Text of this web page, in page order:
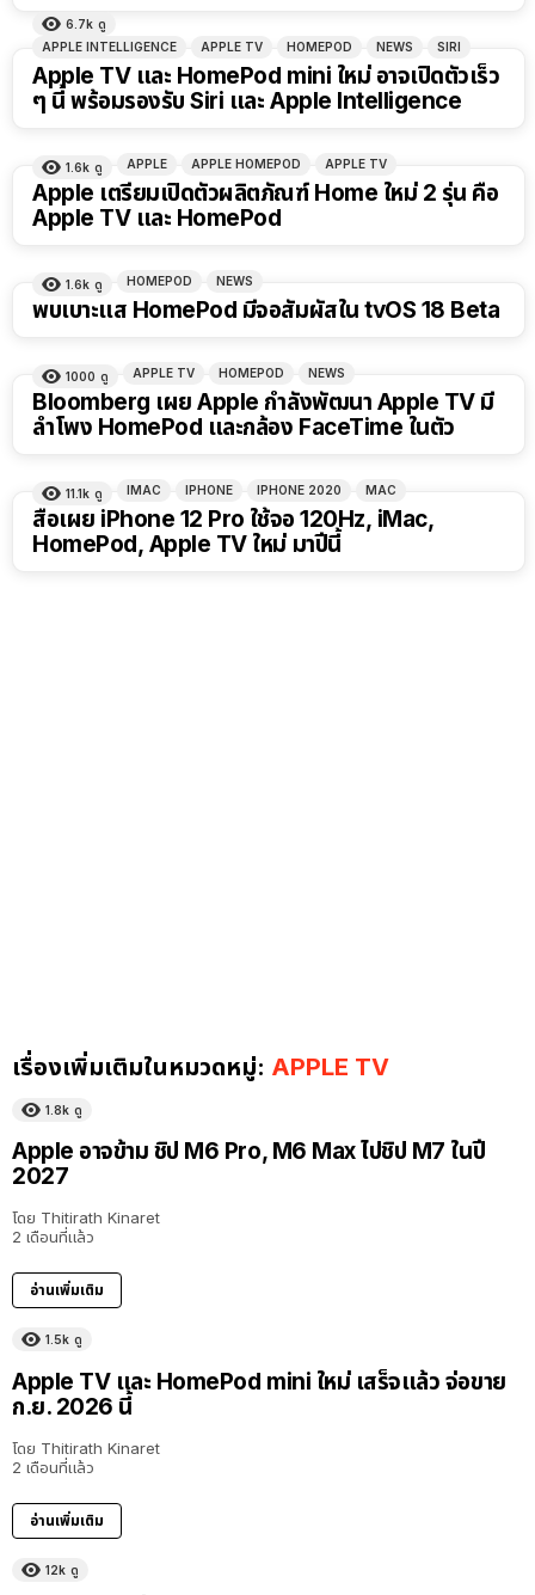
6.7k ดู
APPLE INTELLIGENCE
APPLE TV HOMEPOD NEWS SIRI
Apple TV และ HomePod mini ใหม่ อาจเปิดตัวเร็ว
ๆ นี้ พร้อมรองรับ Siri และ Apple Intelligence
1.6k ดู APPLE APPLE HOMEPOD APPLE TV
Apple เตรียมเปิดตัวผลิตภัณฑ์ Home ใหม่ 2 รุ่น คือ
Apple TV และ HomePod
1.6k ดู HOMEPOD NEWS
พบเบาะแส HomePod มีจอสัมผัสใน tvOS 18 Beta
1000 ดู APPLE TV HOMEPOD NEWS
Bloomberg เผย Apple กำลังพัฒนา Apple TV มี
ลำโพง HomePod และกล้อง FaceTime ในตัว
11.1k ดู IMAC IPHONE IPHONE 2020 MAC
สื่อเผย iPhone 12 Pro ใช้จอ 120Hz, iMac,
HomePod, Apple TV ใหม่ มาปีนี้
เรื่องเพิ่มเติมในหมวดหมู่: APPLE TV
1.8k ดู
Apple อาจข้าม ชิป M6 Pro, M6 Max ไปชิป M7 ในปี
2027
โดย Thitirath Kinaret
2 เดือนที่แล้ว
อ่านเพิ่มเติม
1.5k ดู
Apple TV และ HomePod mini ใหม่ เสร็จแล้ว จ่อขาย
ก.ย. 2026 นี้
โดย Thitirath Kinaret
2 เดือนที่แล้ว
อ่านเพิ่มเติม
12k ดู